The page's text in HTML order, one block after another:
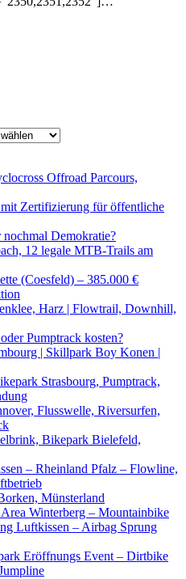
Offroad Parcours,
Zertifizierung für öffentliche
nochmal Demokratie?
12 legale MTB-Trails am
(Coesfeld) – 385.000 €
Harz | Flowtrail, Downhill,
Pumptrack kosten?
| Skillpark Boy Konen |
Strasbourg, Pumptrack,
Flusswelle, Riversurfen,
Bikepark Bielefeld,
– Rheinland Pfalz – Flowline,
Münsterland
Winterberg – Mountainbike
Luftkissen – Airbag Sprung
Eröffnungs Event – Dirtbike